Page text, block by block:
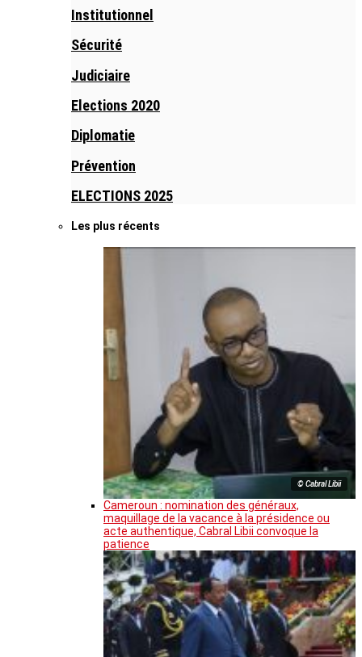
Institutionnel
Sécurité
Judiciaire
Elections 2020
Diplomatie
Prévention
ELECTIONS 2025
Les plus récents
© Cabral Libii
Cameroun : nomination des généraux,
maquillage de la vacance à la présidence ou
acte authentique, Cabral Libii convoque la
patience